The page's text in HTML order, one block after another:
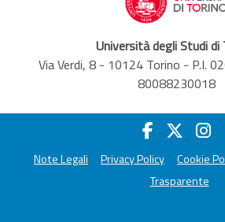
Università degli Studi di
Via Verdi, 8 - 10124 Torino - P.I.
80088230018
Note Legali Privacy Policy Cookie
Trasparente